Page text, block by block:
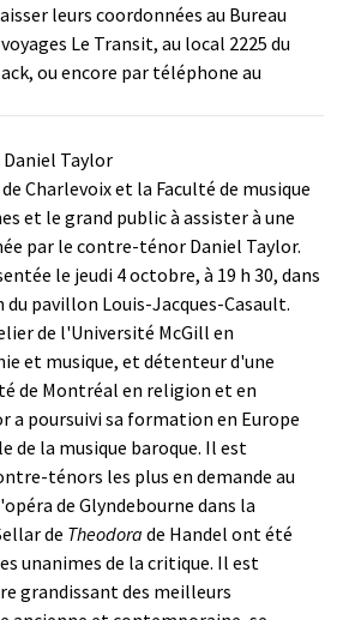
leurs coordonnées au Bureau
Le Transit, au local 2225 du
ou encore par téléphone au
Daniel Taylor
Charlevoix et la Faculté de musique
et le grand public à assister à une
par le contre-ténor Daniel Taylor.
le jeudi 4 octobre, à 19 h 30, dans
pavillon Louis-Jacques-Casault.
de l'Université McGill en
et musique, et détenteur d'une
de Montréal en religion et en
a poursuivi sa formation en Europe
de la musique baroque. Il est
ténors les plus en demande au
de Glyndebourne dans la
de Theodora de Handel ont été
unanimes de la critique. Il est
grandissant des meilleurs